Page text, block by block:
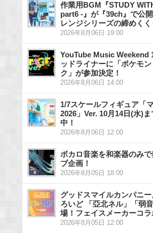
作業用BGM『STUDY
part6 -』が『39ch』で公
レンジシリーズの締めくく
2026年8月06日 19:00
YouTube Music Weekend
ッドライナーに「ポケモン
ク」が参加決定！
2026年8月06日 14:00
1/7スケールフィギュア「
2026」Ver. 10月14日(水)
中！
2026年8月06日 12:00
ボカロ音楽を和楽器のみ
ブ企画！
2026年8月05日 18:00
グッドスマイルカンパニ
ろいど 「亞北ネル」「弱
場！フェイスメーカーコラ
2026年8月05日 12:00